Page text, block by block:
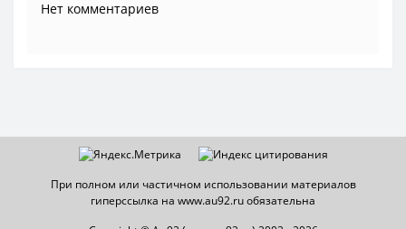
Нет комментариев
При полном или частичном использовании материалов
гиперссылка на www.au92.ru обязательна